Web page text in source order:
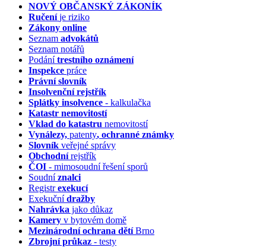
NOVÝ OBČANSKÝ ZÁKONÍK
Ručeníje riziko
Zákony online
Seznam advokátů
Seznam notářů
Podánítrestního oznámení
Inspekce práce
Právní slovník
Insolvenčnírejstřík
Splátky insolvence - kalkulačka
Katastr nemovitostí
Vklad do katastru nemovitostí
Vynálezy, patenty, ochranné známky
Slovník veřejné správy
Obchodnírejstřík
ČOI - mimosoudní řešení sporů
Soudníznalci
Registrexekucí
Exekučnídražby
Nahrávka jako důkaz
Kamery v bytovém domě
Mezinárodní ochrana dětíBrno
Zbrojní průkaz - testy